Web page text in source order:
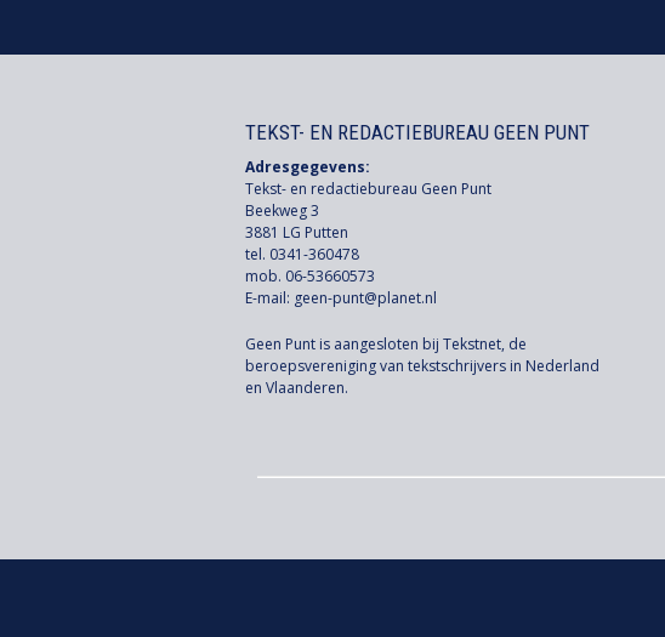
TEKST- EN REDACTIEBUREAU GEEN PUNT
Adresgegevens:
Tekst- en redactiebureau Geen Punt
Beekweg 3
3881 LG Putten
tel. 0341-360478
mob. 06-53660573
E-mail: geen-punt@planet.nl
Geen Punt is aangesloten bij Tekstnet, de
beroepsvereniging van tekstschrijvers in Nederland
en Vlaanderen.